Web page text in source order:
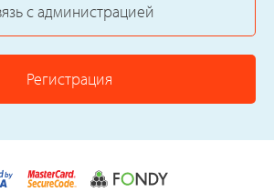
с администрацией
Регистрация